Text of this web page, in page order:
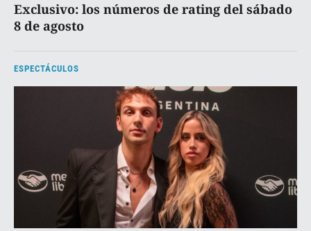
Exclusivo: los números de rating del sábado
8 de agosto
ESPECTÁCULOS